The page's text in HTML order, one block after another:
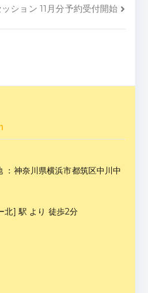
ション 11月分予約受付開始
：神奈川県横浜市都筑区中川中
北] 駅 より 徒歩2分